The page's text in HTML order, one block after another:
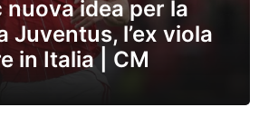
idea per la
Juventus, l’ex viola
in Italia | CM